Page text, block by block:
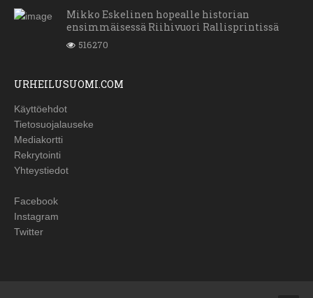
Mikko Eskelinen hopealle historian
ensimmäisessä Riihivuori Rallisprintissä
516270
URHEILUSUOMI.COM
Käyttöehdot
Tietosuojalauseke
Mediakortti
Rekrytointi
Yhteystiedot
Facebook
Instagram
Twitter